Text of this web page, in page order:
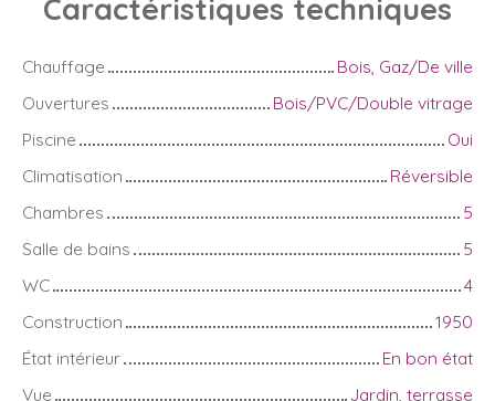
Caractéristiques techniques
Chauffage
Bois, Gaz/De ville
Ouvertures
Bois/PVC/Double vitrage
Piscine
Oui
Climatisation
Réversible
Chambres
5
Salle de bains
5
WC
4
Construction
1950
État intérieur
En bon état
Vue
Jardin, terrasse